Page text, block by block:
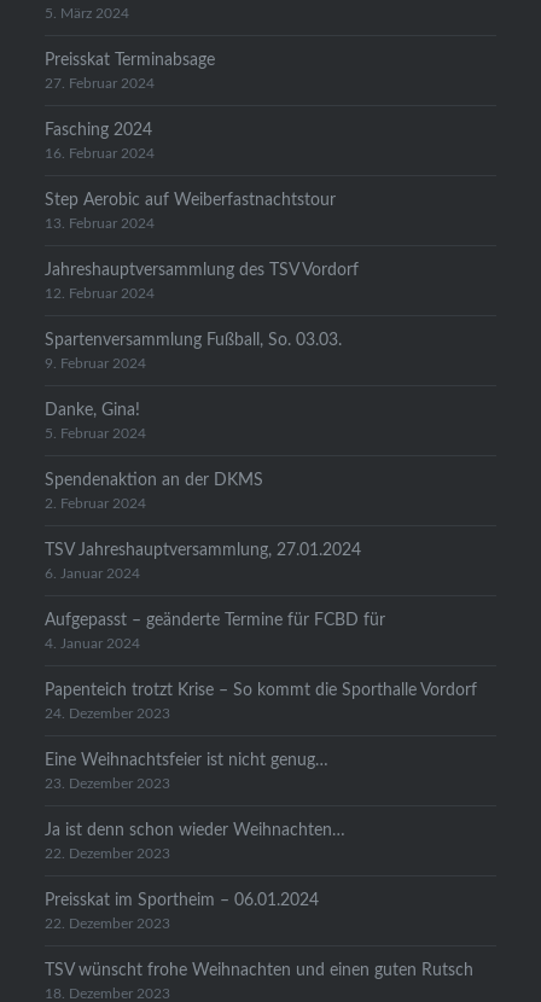
5. März 2024
Preisskat Terminabsage
27. Februar 2024
Fasching 2024
16. Februar 2024
Step Aerobic auf Weiberfastnachtstour
13. Februar 2024
Jahreshauptversammlung des TSV Vordorf
12. Februar 2024
Spartenversammlung Fußball, So. 03.03.
9. Februar 2024
Danke, Gina!
5. Februar 2024
Spendenaktion an der DKMS
2. Februar 2024
TSV Jahreshauptversammlung, 27.01.2024
6. Januar 2024
Aufgepasst – geänderte Termine für FCBD für
4. Januar 2024
Papenteich trotzt Krise – So kommt die Sporthalle Vordorf
24. Dezember 2023
Eine Weihnachtsfeier ist nicht genug…
23. Dezember 2023
Ja ist denn schon wieder Weihnachten…
22. Dezember 2023
Preisskat im Sportheim – 06.01.2024
22. Dezember 2023
TSV wünscht frohe Weihnachten und einen guten Rutsch
18. Dezember 2023